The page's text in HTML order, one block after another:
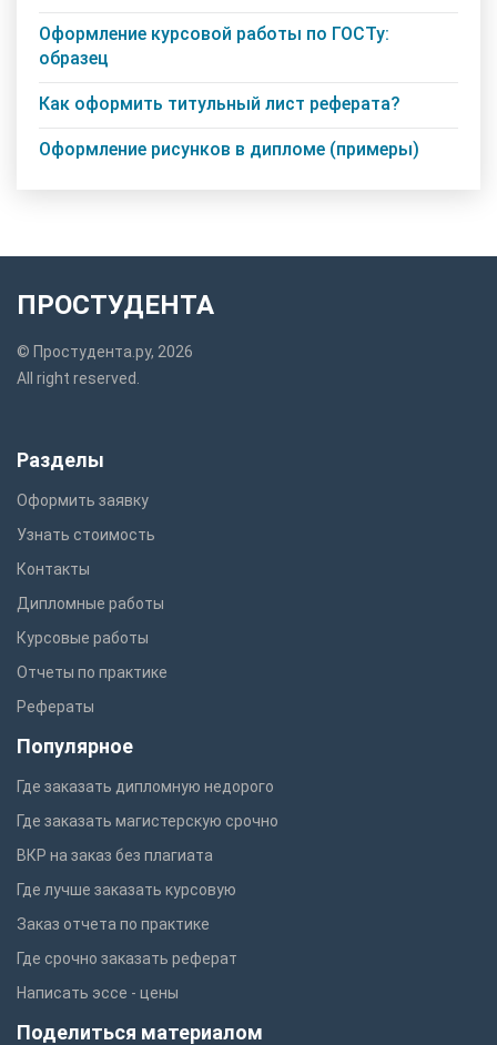
Оформление курсовой работы по ГОСТу:
образец
Как оформить титульный лист реферата?
Оформление рисунков в дипломе (примеры)
ПРОСТУДЕНТА
© Простудента.ру, 2026
All right reserved.
Разделы
Оформить заявку
Узнать стоимость
Контакты
Дипломные работы
Курсовые работы
Отчеты по практике
Рефераты
Популярное
Где заказать дипломную недорого
Где заказать магистерскую срочно
ВКР на заказ без плагиата
Где лучше заказать курсовую
Заказ отчета по практике
Где срочно заказать реферат
Написать эссе - цены
Поделиться материалом